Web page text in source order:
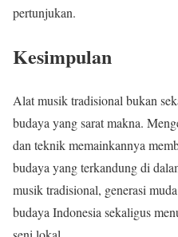
pertunjukan.
Kesimpulan
Alat musik tradisional bukan
budaya yang sarat makna.
dan teknik memainkannya
budaya yang terkandung di
musik tradisional, generasi
budaya Indonesia sekaligus